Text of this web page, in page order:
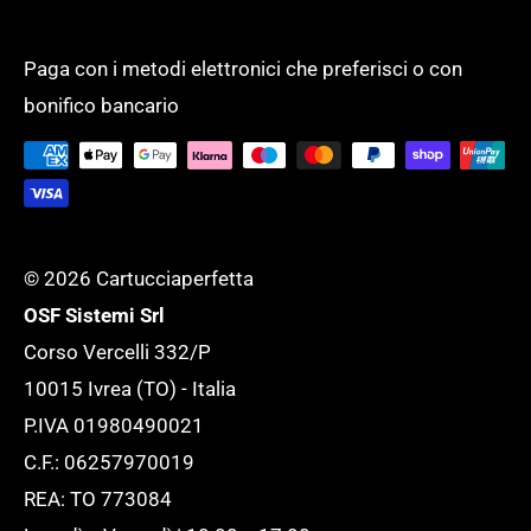
completo di oltre 50.000 prodotti per
supportare l'ufficio ed adattarlo ad ogni
esigenza.
SERVIZI GENERALI
Tempi di evasione
Tutte le novità
Paga con i metodi elettronici che preferisci o con
bonifico bancario
© 2026 Cartucciaperfetta
OSF Sistemi Srl
Corso Vercelli 332/P
10015 Ivrea (TO) - Italia
P.IVA 01980490021
C.F.: 06257970019
REA: TO 773084